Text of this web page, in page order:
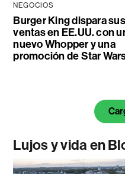
NEGOCIOS
Burger King dispara sus
ventas en EE.UU. con
nuevo Whopper y una
promoción de Star
Lujos y vida en